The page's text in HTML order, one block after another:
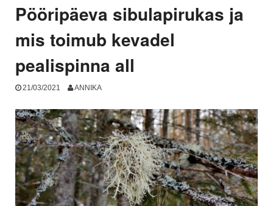
ja
kohe
Pööripäeva sibulapirukas ja
mis toimub kevadel
pealispinna all
21/03/2021 ANNIKA